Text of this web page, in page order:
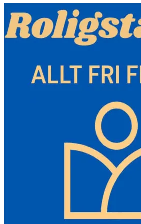
1 x set monteringstillbehör
Funktioner och detaljer:
installation som krävs med vår
utomhusäventyr som camping.
märkspänning: 12 V.
aluminiumvärmeväxlare snabb och
säkerställer en behaglig temperatur i ditt
-Låg energiförbrukning och hög effekt:
genom att använda dieselvärmarens
som förbrukar cirka 1 gallon bränsle per
bränsleförbrukningen till intervallet 0,16 L-
dieselluftvärmare har en stor tank på 5 L/
10 timmars kontinuerlig uppvärmning,
bränsleeffektiviteten och minimerar
- SMART DUBBEL KONTROLL: Ta
värmeupplevelse med vår 32 fot långa